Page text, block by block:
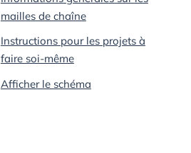
mailles de chaîne
Instructions pour les projets à
faire soi-même
Afficher le schéma